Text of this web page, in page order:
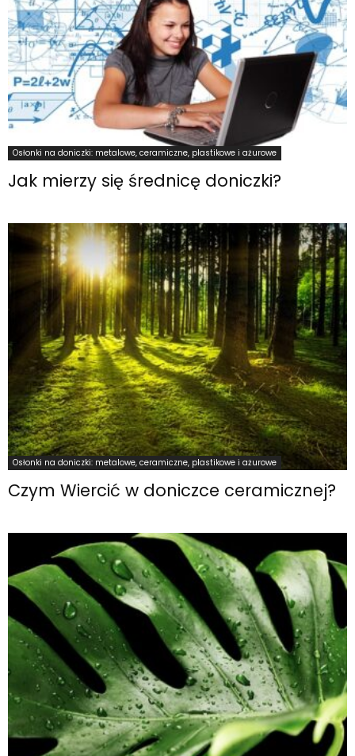
Osłonki na doniczki: metalowe, ceramiczne, plastikowe i ażurowe
Jak mierzy się średnicę doniczki?
Osłonki na doniczki: metalowe, ceramiczne, plastikowe i ażurowe
Czym Wiercić w doniczce ceramicznej?